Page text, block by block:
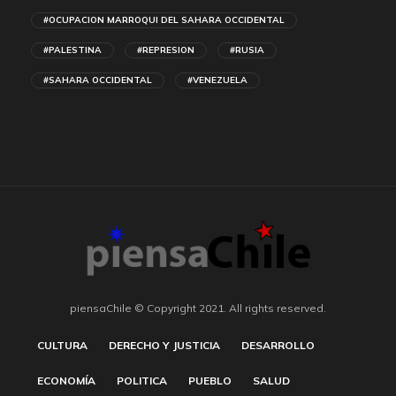
#OCUPACION MARROQUI DEL SAHARA OCCIDENTAL
#PALESTINA #REPRESION #RUSIA
#SAHARA OCCIDENTAL #VENEZUELA
piensaChile © Copyright 2021. All rights reserved.
CULTURA DERECHO Y JUSTICIA DESARROLLO
ECONOMÍA POLITICA PUEBLO SALUD